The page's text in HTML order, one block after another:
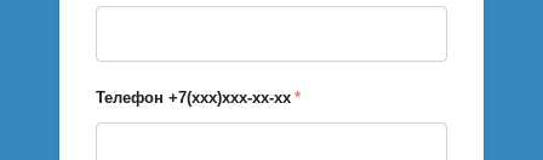
Телефон +7(xxx)xxx-xx-xx *